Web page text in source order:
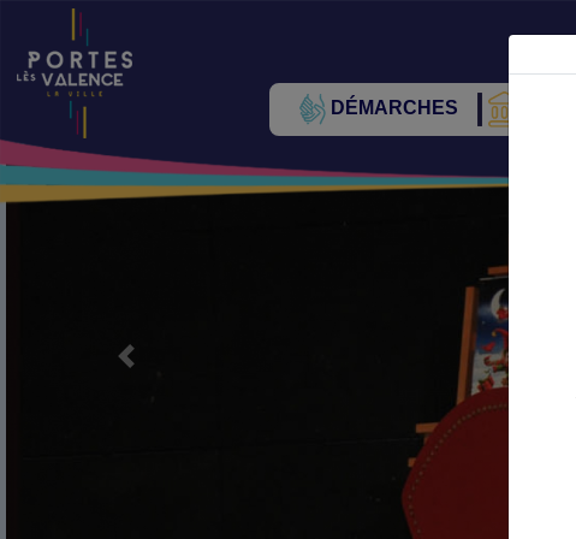
DÉMARCHES
Précédent